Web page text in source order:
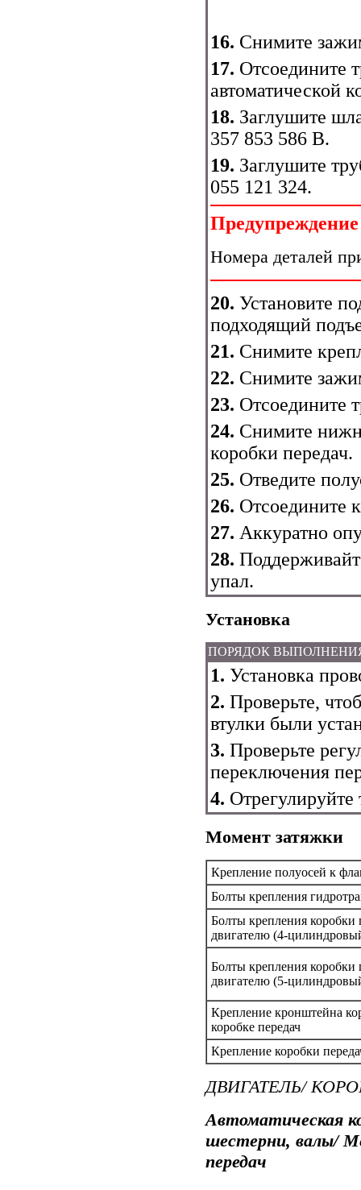
16. Снимите
17. Отсоедините
автоматической
18. Заглушите
357 853 586 В.
19. Заглушите
055 121 324.
Предупреждение
Номера деталей
20. Установите
подходящий
21. Снимите
22. Снимите
23. Отсоедините
24. Снимите
коробки передач.
25. Отведите
26. Отсоедините
27. Аккуратно
28.
упал.
Установка
ПОРЯДОК
1. Установка
2. Проверьте,
втулки были
3. Проверьте
переключения
4. Отрегулируйте
Момент затяжки
Крепление полуосей к
Болты крепления
Болты крепления коробки
двигателю (4-
Болты крепления коробки
двигателю (5-
Крепление кронштейна
коробке передач
Крепление коробки
ДВИГАТЕЛЬ/
Автоматическая
шестерни, валы/
передач